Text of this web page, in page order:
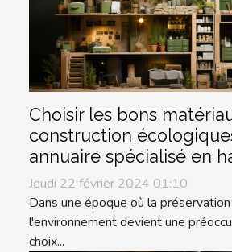
Choisir les bons
construction
annuaire spécialisé en
Jeudi 22 février 2024 01:10
Dans une époque où la
l'environnement devient une
choix...